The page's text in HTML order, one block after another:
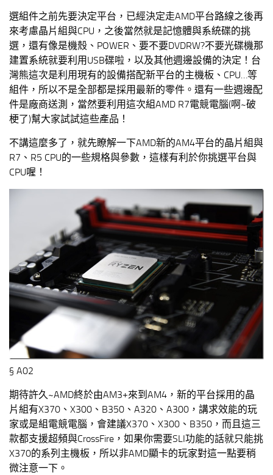
選組件之前先要決定平台，已經決定走AMD平台路線之後再
來考慮晶片組與CPU，之後當然就是記憶體與系統碟的挑
選，還有像是機殼、POWER、要不要DVDRW?不要光碟機那
建置系統就要利用USB碟啦，以及其他週邊設備的決定！台
灣熊這次是利用現有的設備搭配新平台的主機板、CPU…等
組件，所以不是全部都是採用最新的零件。還有一些週邊配
件是廠商送測，當然要利用這次組AMD R7電競電腦(啊~破
梗了)幫大家試試這些產品！
不講這麼多了，就先瞭解一下AMD新的AM4平台的晶片組與
R7、R5 CPU的一些規格與參數，這樣有利於你挑選平台與
CPU喔！
§ A02
期待許久~AMD終於由AM3+來到AM4，新的平台採用的晶
片組有X370、X300、B350、A320、A300，講求效能的玩
家或是組電競電腦，會建議X370、X300、B350，而且這三
款都支援超頻與CrossFire，如果你需要SLI功能的話就只能挑
X370的系列主機板，所以非AMD顯卡的玩家對這一點要稍
微注意一下。